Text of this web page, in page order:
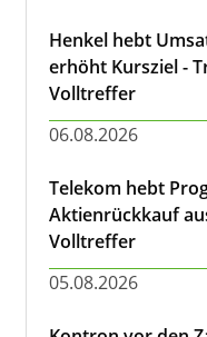
Henkel hebt
erhöht Kursziel -
Volltreffer
06.08.2026
Telekom hebt
Aktienrückkauf
Volltreffer
05.08.2026